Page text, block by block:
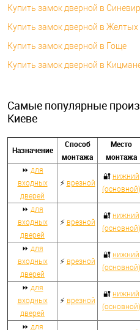
Купить замок дверной в
Купить замок дверной в Желтых
Купить замок дверной в Гоще
Купить замок дверной в
Самые популярные
Киеве
Назначение
Способ
монтажа
Место
монтажа
⏩ для
входных
дверей
⚡ врезной
🔐 нижний
(основной)
⏩ для
входных
дверей
⚡ врезной
🔐 нижний
(основной)
⏩ для
входных
дверей
⚡ врезной
🔐 нижний
(основной)
⏩ для
входных
дверей
⚡ врезной
🔐 нижний
(основной)
⏩ для